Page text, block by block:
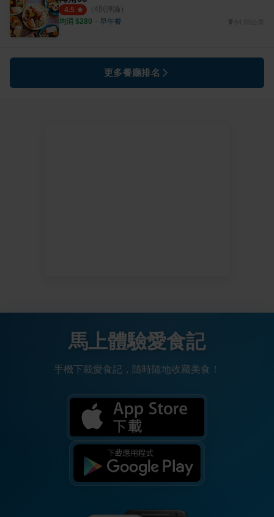
4.5 （ 4則評論）
均消 $280 ・ 早午餐 64.93公里
更多餐廳排名
馬上體驗愛食記
手機下載愛食記，隨時隨地收藏美食！